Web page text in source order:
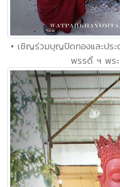
• เชิญร่วมบุญปิดทองและปร
พรรดิ์ ฯ พระ